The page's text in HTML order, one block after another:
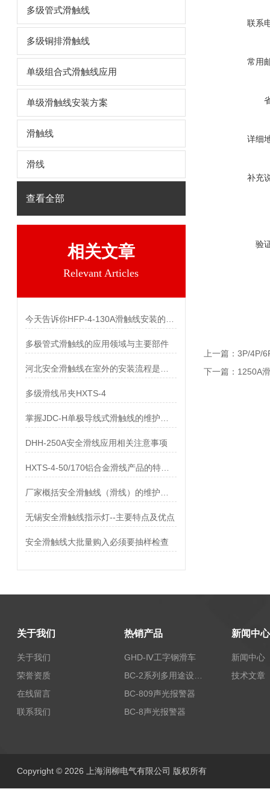
多级管式滑触线
多级铜排滑触线
单级组合式滑触线应用
单级滑触线安装方案
滑触线
滑线
查看全部
相关文章
Relevant Articles
多极管式滑触线的应用领域与主要部件
多级滑线吊夹HXTS-4
DHH-250A安全滑线应用相关注意事项
无锡安全滑触线指示灯--主要特点及优点
安全滑触线大批量购入必须要抽样检查
联系
常用
详细
补充
验
上一篇： 3P/4P/
下一篇： 1250A
关于我们
关于我们
荣誉资质
在线留言
联系我们
热销产品
GHD-Ⅳ工字钢滑车
BC-809声光报警器
BC-8声光报警器
新闻中心
新闻中心
技术文章
Copyright © 2026 上海润柳电气有限公司 版权所有